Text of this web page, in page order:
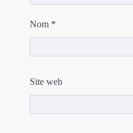
Nom *
Site web